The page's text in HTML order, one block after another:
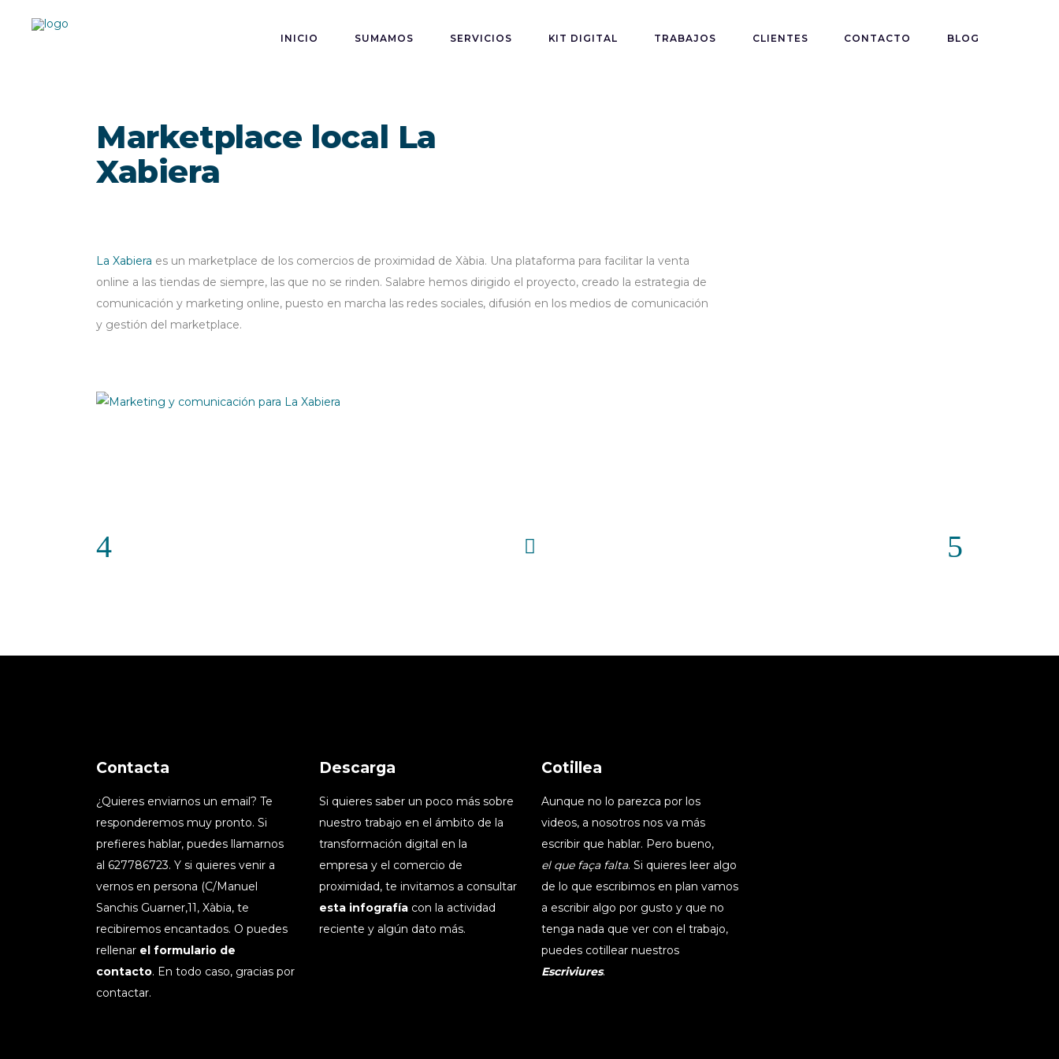
INICIO SUMAMOS SERVICIOS KIT DIGITAL TRABAJOS CLIENTES CONTACTO BLOG
Marketplace local La
Xabiera
La Xabiera es un marketplace de los comercios de proximidad de Xàbia. Una plataforma para facilitar la venta
online a las tiendas de siempre, las que no se rinden. Salabre hemos dirigido el proyecto, creado la estrategia de
comunicación y marketing online, puesto en marcha las redes sociales, difusión en los medios de comunicación
y gestión del marketplace.
Contacta
¿Quieres enviarnos un email? Te
responderemos muy pronto. Si
prefieres hablar, puedes llamarnos
al 627786723. Y si quieres venir a
vernos en persona (C/Manuel
Sanchis Guarner,11, Xàbia, te
recibiremos encantados. O puedes
rellenar el formulario de
contacto. En todo caso, gracias por
contactar.
Descarga
Si quieres saber un poco más sobre
nuestro trabajo en el ámbito de la
transformación digital en la
empresa y el comercio de
proximidad, te invitamos a consultar
esta infografíacon la actividad
reciente y algún dato más.
Cotillea
Aunque no lo parezca por los
videos, a nosotros nos va más
escribir que hablar. Pero bueno,
el que faça falta. Si quieres leer algo
de lo que escribimos en plan vamos
a escribir algo por gusto y que no
tenga nada que ver con el trabajo,
puedes cotillear nuestros
Escriviures.